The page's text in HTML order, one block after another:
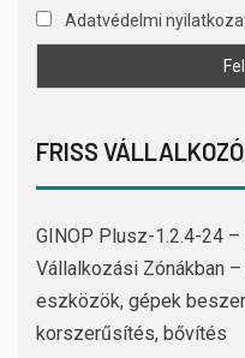
Adatvédelmi
FRISS
GINOP Plusz-1.2.4-24 –
Vállalkozási Zónákban
eszközök, gépek
korszerűsítés, bővítés